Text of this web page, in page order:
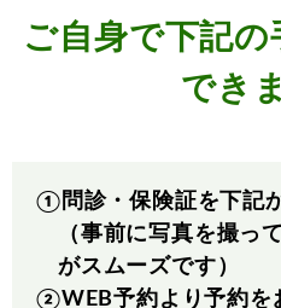
ご自身で下記
でき
①問診・保険証を下記
（事前に写真を撮っ
がスムーズです）
②WEB予約より予約を